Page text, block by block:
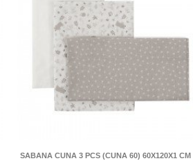
SABANA CUNA 3 PCS (CUNA 60) 60X120X1 CM